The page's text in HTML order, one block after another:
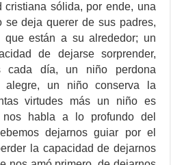
cristiana sólida, por ende, una
se deja querer de sus padres,
que están a su alrededor; un
de dejarse sorprender,
cada día, un niño perdona
alegre, un niño conserva la
virtudes más un niño es
nos habla a lo profundo del
dejarnos guiar por el
la capacidad de dejarnos